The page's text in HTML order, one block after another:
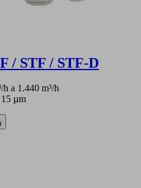
/ STF / STF-D
a 1.440 m³/h
µm